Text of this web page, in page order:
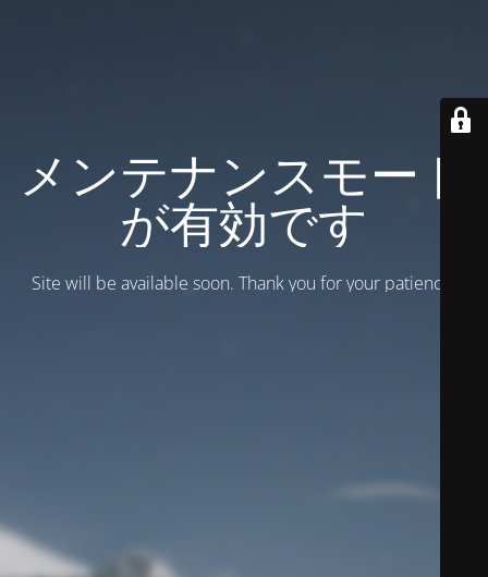
メンテナンスモード
が有効です
Site will be available soon. Thank you for your patience!